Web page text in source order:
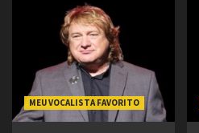
MEU VOCALISTA FAVORITO